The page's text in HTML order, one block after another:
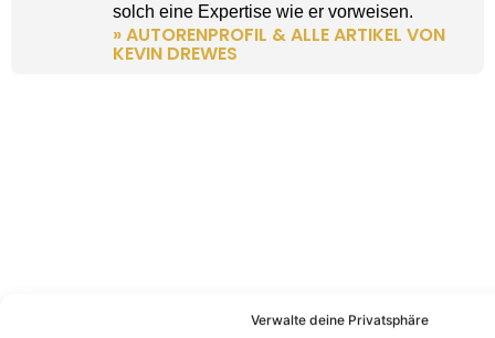
Verwalte deine Privatsphäre
solch eine Expertise wie er vorweisen.
» AUTORENPROFIL & ALLE ARTIKEL VON
KEVIN DREWES